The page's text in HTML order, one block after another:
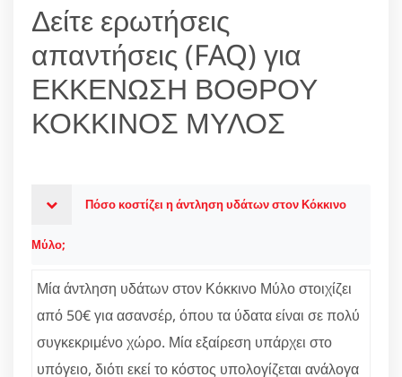
Δείτε ερωτήσεις
απαντήσεις (FAQ) για
ΕΚΚΕΝΩΣΗ ΒΟΘΡΟΥ
ΚΟΚΚΙΝΟΣ ΜΥΛΟΣ
Πόσο κοστίζει η άντληση υδάτων στον Κόκκινο
Μύλο;
Μία άντληση υδάτων στον Κόκκινο Μύλο στοιχίζει
από 50€ για ασανσέρ, όπου τα ύδατα είναι σε πολύ
συγκεκριμένο χώρο. Μία εξαίρεση υπάρχει στο
υπόγειο, διότι εκεί το κόστος υπολογίζεται ανάλογα